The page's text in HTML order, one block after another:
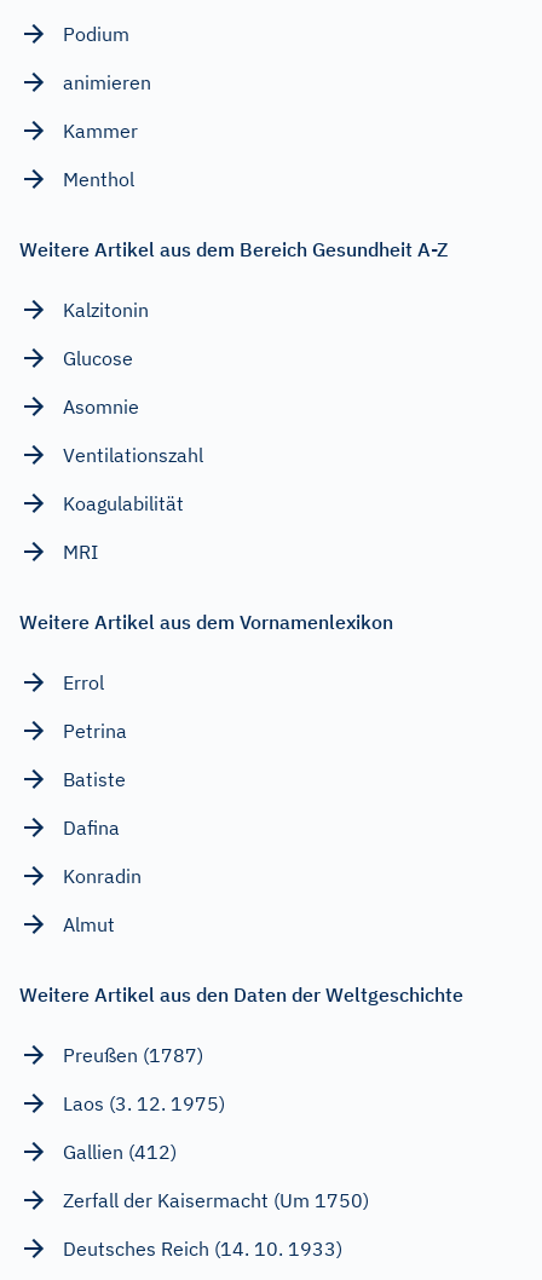
Podium
animieren
Kammer
Menthol
Weitere Artikel aus dem Bereich Gesundheit A-Z
Kalzitonin
Glucose
Asomnie
Ventilationszahl
Koagulabilität
MRI
Weitere Artikel aus dem Vornamenlexikon
Errol
Petrina
Batiste
Dafina
Konradin
Almut
Weitere Artikel aus den Daten der Weltgeschichte
Preußen (1787)
Laos (3. 12. 1975)
Gallien (412)
Zerfall der Kaisermacht (Um 1750)
Deutsches Reich (14. 10. 1933)